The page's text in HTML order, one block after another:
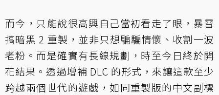
而今，只能說很高興自己當初看走了眼，暴雪
搞暗黑 2 重製，並非只想騙騙情懷、收割一波
老粉。而是確實有長線規劃，時至今日終於開
花結果。透過增補 DLC 的形式，來讓這款至少
跨越兩個世代的遊戲，如同重製版的中文副標